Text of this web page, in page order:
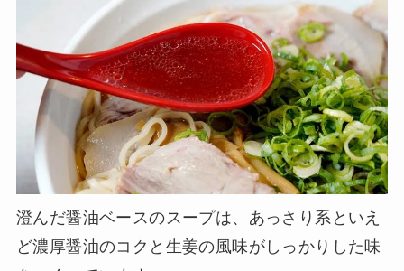
澄んだ醤油ベースのスープは、あっさり系といえ
ど濃厚醤油のコクと生姜の風味がしっかりした味